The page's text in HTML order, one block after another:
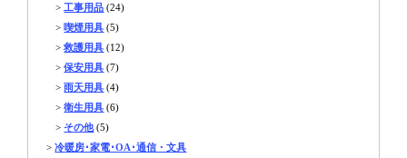
> 工事用品 (24)
>喫煙用具 (5)
>救護用具 (12)
>保安用具 (7)
>雨天用具 (4)
>衛生用具 (6)
> その他(5)
>冷暖房･家電･OA･通信・文具